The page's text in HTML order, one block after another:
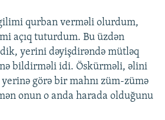
qurban verməli olurdum,
açıq tuturdum. Bu üzdən
yerini dəyişdirəndə mütləq
bildirməli idi. Öskürməli, əlini
yerinə görə bir mahnı züm-zümə
onun o anda harada olduğunu